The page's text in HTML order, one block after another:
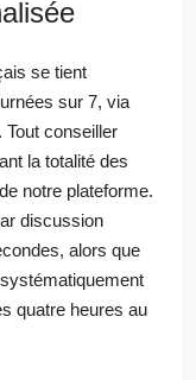
se tient
sur 7, via
Tout conseiller
la totalité des
notre plateforme.
discussion
alors que
quatre heures au